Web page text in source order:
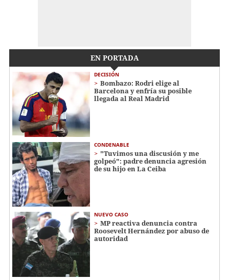
EN PORTADA
DECISIÓN
Bombazo: Rodri elige al
Barcelona y enfría su posible
llegada al Real Madrid
CONDENABLE
"Tuvimos una discusión y me
golpeó": padre denuncia agresión
de su hijo en La Ceiba
NUEVO CASO
MP reactiva denuncia contra
Roosevelt Hernández por abuso de
autoridad